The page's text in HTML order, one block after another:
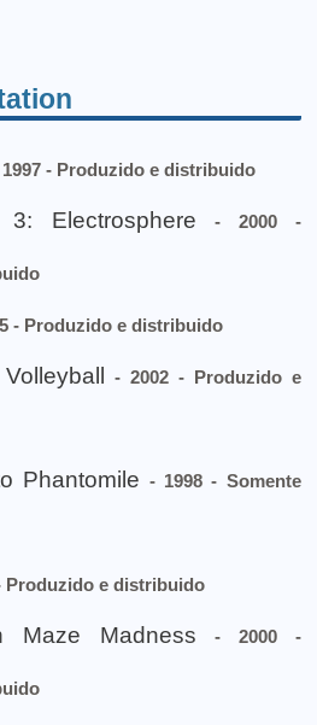
- Produzido e distribuido
Electrosphere - 2000 -
- Produzido e distribuido
- 2002 - Produzido e
Phantomile - 1998 - Somente
Produzido e distribuido
Maze Madness - 2000 -